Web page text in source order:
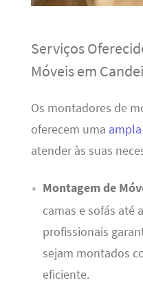
Serviços
Móveis em
Os montadores de
oferecem uma
atender às suas
Montagem de
camas e sofás até
profissionais
sejam montados
eficiente.